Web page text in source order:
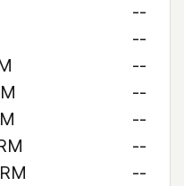
--
--
--
--
--
--
--